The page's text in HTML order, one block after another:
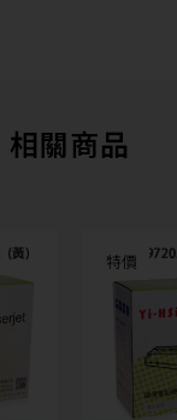
相關商品
特價